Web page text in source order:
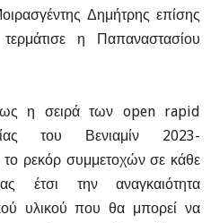
Δημήτρης επίσης
η Παπαναστασίου
η σειρά των open rapid
του Βενιαμίν 2023-
το ρεκόρ συμμετοχών σε κάθε
έτσι την αναγκαιότητα
υλικού που θα μπορεί να